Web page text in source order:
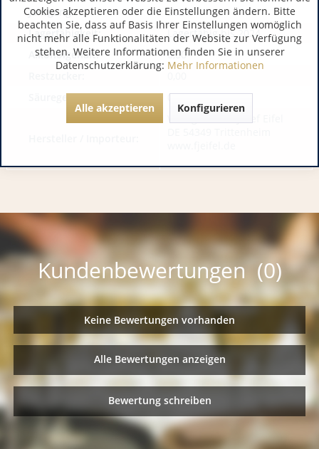
Jahrgang:
2024
Lagerfähigkeit:
Lagerfähig bis 2024
Alkoholgehalt:
0,00
Säuregehalt:
0,00
Kundenbewertungen (0)
Keine Bewertungen vorhanden
Alle Bewertungen anzeigen
Bewertung schreiben
Cookies akzeptieren oder die Einstellungen ändern. Bitte
beachten Sie, dass auf Basis Ihrer Einstellungen womöglich
nicht mehr alle Funktionalitäten der Website zur Verfügung
stehen. Weitere Informationen finden Sie in unserer
Datenschutzerklärung: Mehr Informationen
Alle akzeptieren Konfigurieren